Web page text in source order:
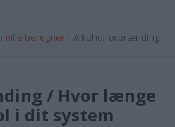
beregner Alkoholforbrænding
/ Hvor længe
i dit system